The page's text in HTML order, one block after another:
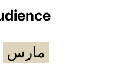
POLSKIمارس